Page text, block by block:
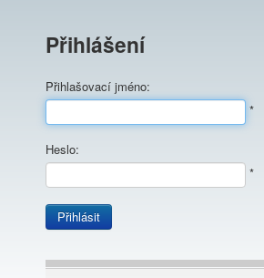
Přihlášení
Přihlašovací jméno:
*
Heslo:
*
Přihlásit